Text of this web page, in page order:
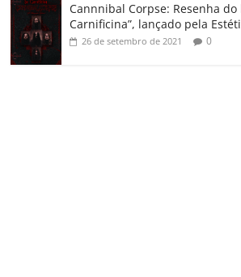
Cannnibal Corpse: Resenha
Carnificina”, lançado pela
26 de setembro de 2021 0